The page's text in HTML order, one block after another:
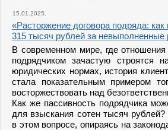
15.01.2025.
«Расторжение договора подряда: как
315 тысяч рублей за невыполненные
В современном мире, где
подрядчиком зачастую строятся
юридических нормах, история
стала показательным примером
восторжествовать над
Как же пассивность подрядчика
для взыскания сотен тысяч
в этом вопросе, опираясь на